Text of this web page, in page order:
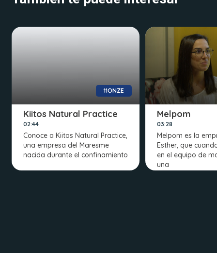
11ONZE
Kiitos Natural Practice
02:44
Conoce a Kiitos Natural Practice,
una empresa del Maresme
nacida durante el confinamiento
Melpom
03:28
Melpom es la
Esther, que
en el equipo de
una